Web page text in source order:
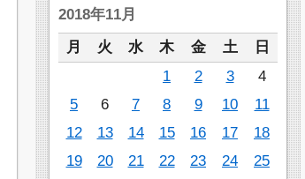
2018年11月
月
火 水 木 金 土
日
1
2 3
4
5
6 7 8 9 10
11
12
13 14 15 16 17
18
19
20 21 22 23 24
25